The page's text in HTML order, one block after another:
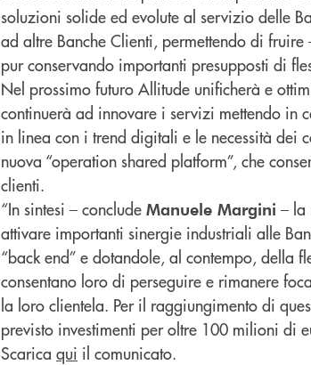
soluzioni solide ed evolute al servizio delle
ad altre Banche Clienti, permettendo di
pur conservando importanti presupposti di
Nel prossimo futuro Allitude unificherà e
continuerà ad innovare i servizi mettendo in
in linea con i trend digitali e le necessità dei
nuova “operation shared platform”, che
clienti.
“In sintesi – conclude Manuele Margini – la
attivare importanti sinergie industriali alle
“back end” e dotandole, al contempo, della
consentano loro di perseguire e rimanere
la loro clientela. Per il raggiungimento di
previsto investimenti per oltre 100 milioni di
Scarica qui il comunicato.